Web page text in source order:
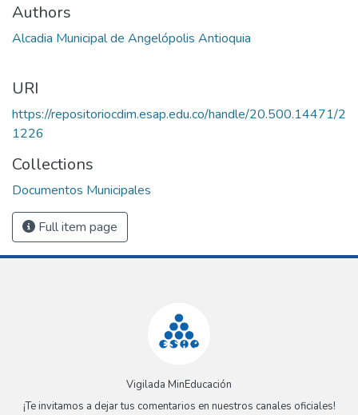
Authors
Alcadia Municipal de Angelópolis Antioquia
URI
https://repositoriocdim.esap.edu.co/handle/20.500.14471/2
1226
Collections
Documentos Municipales
Full item page
Vigilada MinEducación
¡Te invitamos a dejar tus comentarios en nuestros canales oficiales!